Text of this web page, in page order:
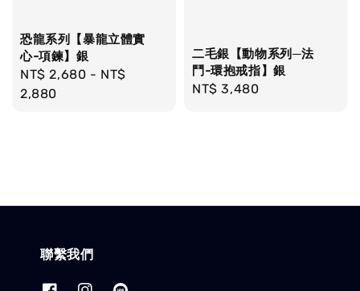
恐龍系列【暴龍立體實
心-項鍊】銀
Regular
price
NT$ 2,680 - NT$
2,880
二毛銀【動物系列─法
鬥-環抱戒指】銀
Regular
NT$ 3,480
聯繫我們